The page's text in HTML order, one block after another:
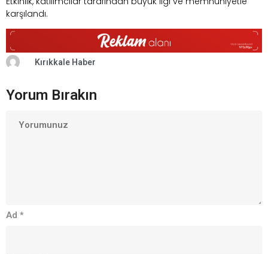
karşılandı.
Kırıkkale Haber
Yorum Bırakın
Ad *